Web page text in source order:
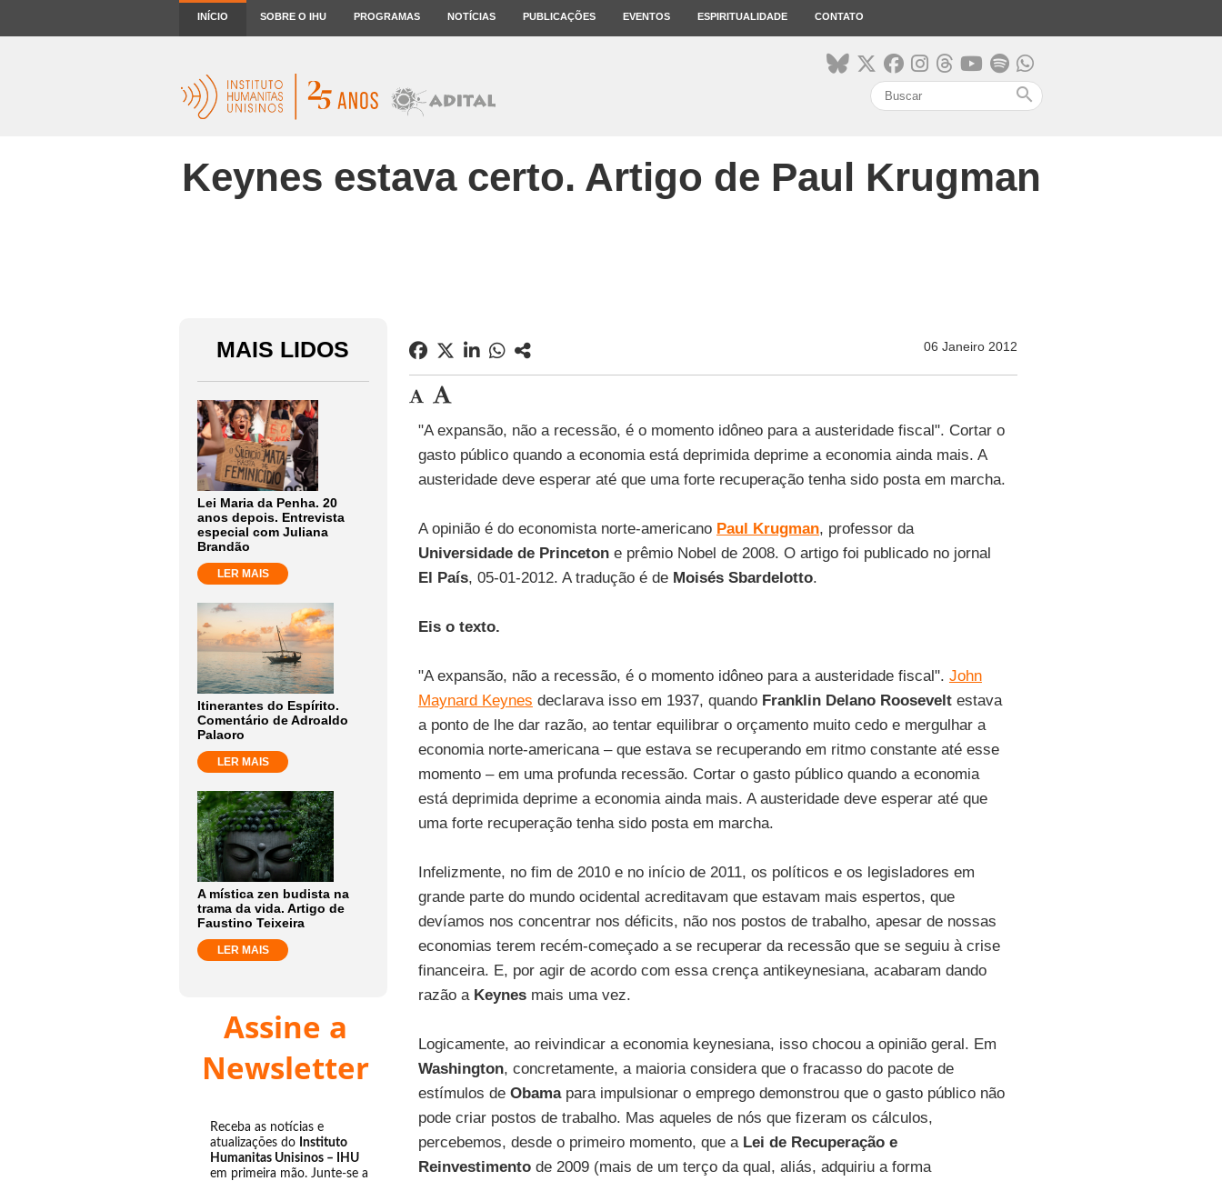
INÍCIO SOBRE O IHU PROGRAMAS NOTÍCIAS PUBLICAÇÕES EVENTOS ESPIRITUALIDADE CONTATO
search
Keynes estava certo. Artigo de Paul Krugman
MAIS LIDOS
Lei Maria da Penha. 20
anos depois. Entrevista
especial com Juliana
Brandão
LER MAIS
Itinerantes do Espírito.
Comentário de Adroaldo
Palaoro
LER MAIS
A mística zen budista na
trama da vida. Artigo de
Faustino Teixeira
LER MAIS
Assine a
Newsletter
Receba as notícias e
atualizações do Instituto
Humanitas Unisinos – IHU
em primeira mão. Junte-se a
06 Janeiro 2012
"A expansão, não a recessão, é o momento idôneo para a austeridade fiscal". Cortar o
gasto público quando a economia está deprimida deprime a economia ainda mais. A
austeridade deve esperar até que uma forte recuperação tenha sido posta em marcha.
A opinião é do economista norte-americano Paul Krugman, professor da
Universidade de Princeton e prêmio Nobel de 2008. O artigo foi publicado no jornal
El País, 05-01-2012. A tradução é de Moisés Sbardelotto.
Eis o texto.
"A expansão, não a recessão, é o momento idôneo para a austeridade fiscal". John
Maynard Keynes declarava isso em 1937, quando Franklin Delano Roosevelt estava
a ponto de lhe dar razão, ao tentar equilibrar o orçamento muito cedo e mergulhar a
economia norte-americana – que estava se recuperando em ritmo constante até esse
momento – em uma profunda recessão. Cortar o gasto público quando a economia
está deprimida deprime a economia ainda mais. A austeridade deve esperar até que
uma forte recuperação tenha sido posta em marcha.
Infelizmente, no fim de 2010 e no início de 2011, os políticos e os legisladores em
grande parte do mundo ocidental acreditavam que estavam mais espertos, que
devíamos nos concentrar nos déficits, não nos postos de trabalho, apesar de nossas
economias terem recém-começado a se recuperar da recessão que se seguiu à crise
financeira. E, por agir de acordo com essa crença antikeynesiana, acabaram dando
razão a Keynesmais uma vez.
Logicamente, ao reivindicar a economia keynesiana, isso chocou a opinião geral. Em
Washington, concretamente, a maioria considera que o fracasso do pacote de
estímulos de Obama para impulsionar o emprego demonstrou que o gasto público não
pode criar postos de trabalho. Mas aqueles de nós que fizeram os cálculos,
percebemos, desde o primeiro momento, que a Lei de Recuperação e
Reinvestimento de 2009 (mais de um terço da qual, aliás, adquiriu a forma